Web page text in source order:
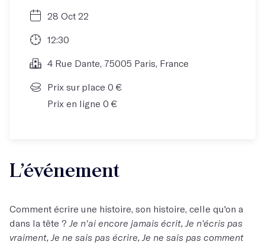
28 Oct 22
12:30
4 Rue Dante, 75005 Paris, France
Prix sur place 0 €
Prix en ligne 0 €
L’événement
Comment écrire une histoire, son histoire, celle qu'on a
dans la tête ? Je n'ai encore jamais écrit, Je n'écris pas
vraiment, Je ne sais pas écrire, Je ne sais pas comment